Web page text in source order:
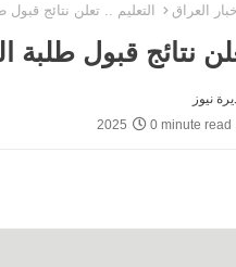
اخبار العراق التعليم .. تعلن نتائج
نتائج قبول
نيوز
0 minute read